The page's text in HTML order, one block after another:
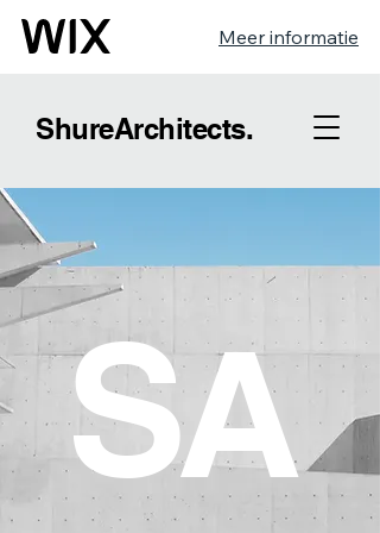
Meer informatie